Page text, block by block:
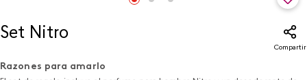
Set Nitro
Compartir
Razones para amarlo